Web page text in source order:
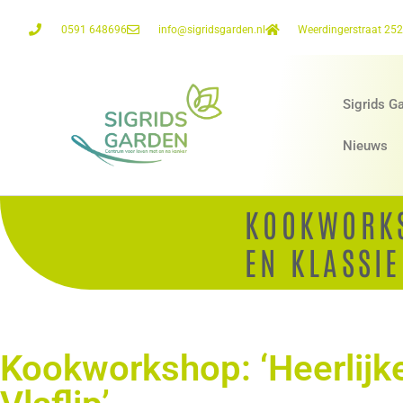
0591 648696 info@sigridsgarden.nl Weerdingerstraat
Sigrids
Nieuws
EN
Kookworkshop: